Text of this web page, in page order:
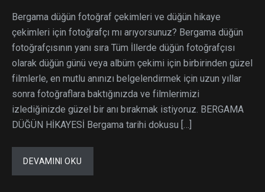
Bergama düğün fotoğraf çekimleri ve düğün hikaye
çekimleri için fotoğrafçı mı arıyorsunuz? Bergama düğün
fotoğrafçısının yanı sıra Tüm İllerde düğün fotoğrafçısı
olarak düğün günü veya albüm çekimi için birbirinden güzel
filmlerle, en mutlu anınızı belgelendirmek için uzun yıllar
sonra fotoğraflara baktığınızda ve filmlerimizi
izlediğinizde güzel bir anı bırakmak istiyoruz. BERGAMA
DÜĞÜN HİKAYESİ Bergama tarihi dokusu […]
DEVAMINI OKU